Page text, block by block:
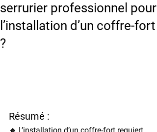
serrurier professionnel pour
l’installation d’un coffre-fort
?
Résumé :